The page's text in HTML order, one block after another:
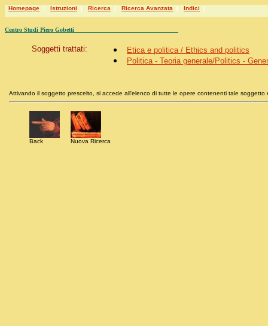
Homepage | Istruzioni | Ricerca | Ricerca Avanzata | Indici |
Centro Studi Piero Gobetti
Soggetti trattati:
Etica e politica / Ethics and politics
Politica - Teoria generale/Politics -
Attivando il soggetto prescelto, si accede all'elenco di tutte le opere contenenti tale soggetto
Back Nuova Ricerca